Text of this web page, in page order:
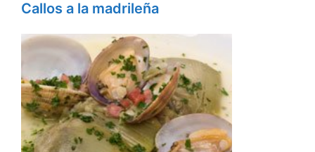
Callos a la madrileña